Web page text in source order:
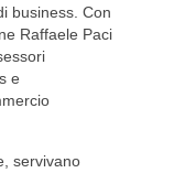
business. Con
Raffaele Paci
e
servivano